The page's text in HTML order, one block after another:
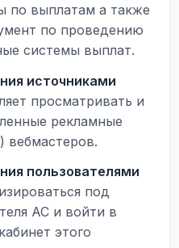
по выплатам а также
по проведению
системы выплат.
источниками
просматривать и
рекламные
вебмастеров.
пользователями
под
АС и войти в
этого